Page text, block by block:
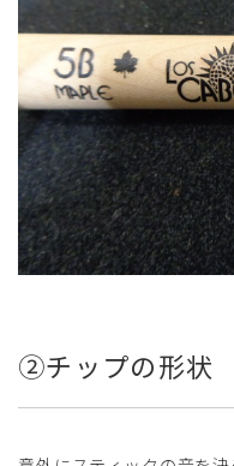
②チップの形状